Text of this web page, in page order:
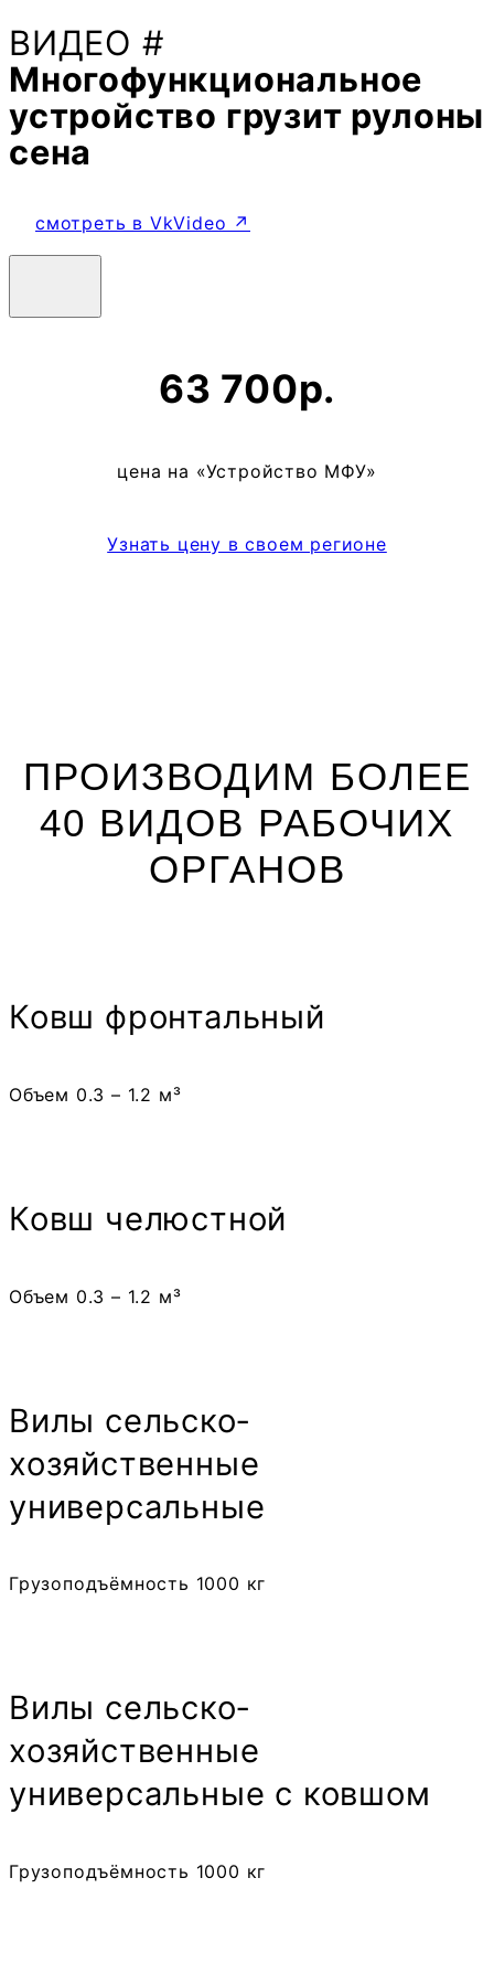
ВИДЕО #
Многофункциональное
устройство грузит рулоны
сена
смотреть в VkVideo ↗
63 700р.
цена на «Устройство МФУ»
Узнать цену в своем регионе
ПРОИЗВОДИМ БОЛЕЕ
40 ВИДОВ РАБОЧИХ
ОРГАНОВ
Ковш фронтальный
Объем 0.3 – 1.2 м³
Ковш челюстной
Объем 0.3 – 1.2 м³
Вилы сельско­
хозяйственные
универсальные
Грузоподъёмность 1000 кг
Вилы сельско­
хозяйственные
универсальные с ковшом
Грузоподъёмность 1000 кг